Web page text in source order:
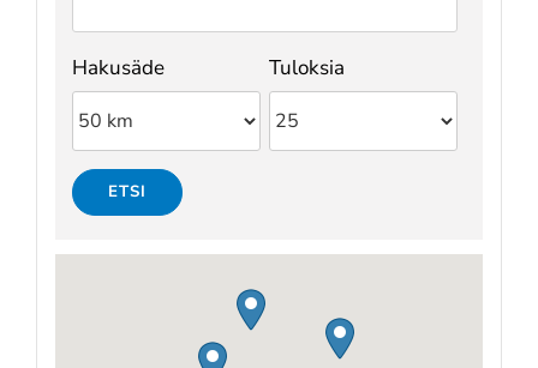
Hakusäde Tuloksia